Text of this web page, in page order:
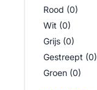
Rood (0)
Wit (0)
Grijs (0)
Gestreept (0)
Groen (0)